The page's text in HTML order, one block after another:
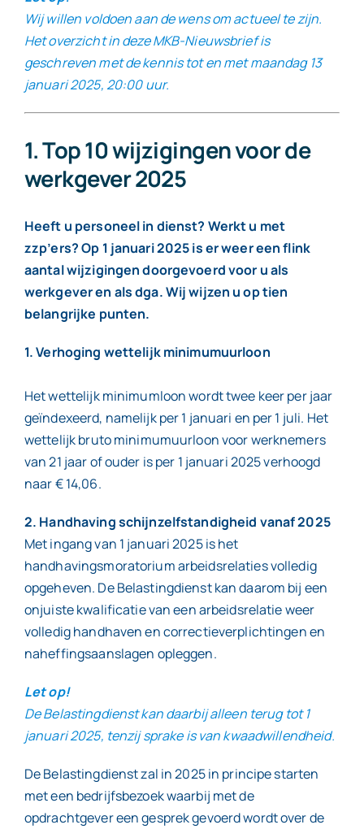
Contact
Wij willen voldoen aan de wens om actueel te zijn.
Het overzicht in deze MKB-Nieuwsbrief is
geschreven met de kennis tot en met maandag 13
januari 2025, 20:00 uur.
1. Top 10 wijzigingen voor de
werkgever 2025
Heeft u personeel in dienst? Werkt u met
zzp’ers? Op 1 januari 2025 is er weer een flink
aantal wijzigingen doorgevoerd voor u als
werkgever en als dga. Wij wijzen u op tien
belangrijke punten.
1. Verhoging wettelijk minimumuurloon
Het wettelijk minimumloon wordt twee keer per jaar
geïndexeerd, namelijk per 1 januari en per 1 juli. Het
wettelijk bruto minimumuurloon voor werknemers
van 21 jaar of ouder is per 1 januari 2025 verhoogd
naar € 14,06.
2. Handhaving schijnzelfstandigheid vanaf 2025
Met ingang van 1 januari 2025 is het
handhavingsmoratorium arbeidsrelaties volledig
opgeheven. De Belastingdienst kan daarom bij een
onjuiste kwalificatie van een arbeidsrelatie weer
volledig handhaven en correctieverplichtingen en
naheffingsaanslagen opleggen.
Let op!
De Belastingdienst kan daarbij alleen terug tot 1
januari 2025, tenzij sprake is van kwaadwillendheid.
De Belastingdienst zal in 2025 in principe starten
met een bedrijfsbezoek waarbij met de
opdrachtgever een gesprek gevoerd wordt over de